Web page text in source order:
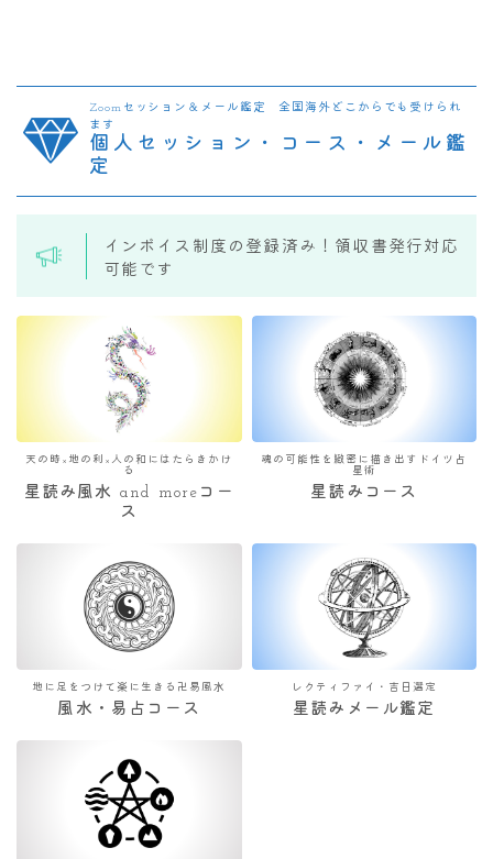
Zoomセッション＆メール鑑定 全国海外どこからでも受けられ
ます
個人セッション・コース・メール鑑
定
インボイス制度の登録済み！領収書発行対応
可能です
天の時×地の利×人の和にはたらきかけ
る
星読み風水 and moreコー
ス
魂の可能性を緻密に描き出すドイツ占
星術
星読みコース
地に足をつけて楽に生きる卍易風水
風水・易占コース
レクティファイ・吉日選定
星読みメール鑑定